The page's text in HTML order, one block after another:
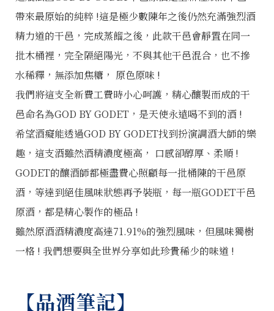
帶來最原始的純粹 !這是極少數陳年之後仍然充滿強烈酒
精力道的干邑，完成蒸餾之後，此款干邑會靜置在同一
批木桶裡，完全隔絕陽光，不與其他干邑混合，也不摻
水稀釋，無添加焦糖， 原色原味 !
我們將這支全新費工費時小心呵護，精心釀製而成的干
邑命名為GOD BY GODET，是天使永遠喝不到的酒 !
希望酒癡能透過GOD BY GODET找到扮演調酒大師的樂
趣，這支酒雖然酒精濃度極高， 口感卻醇厚、柔順 !
GODET的釀酒師都極盡費心照顧每一批桶陳的干邑原
酒，等達到絕佳風味狀態再予裝瓶，每一瓶GODET干邑
原酒，都是精心製作的極品 !
雖然原酒酒精濃度高達71.91%的強烈風味，但風味獨樹
一格 ! 我們想要與全世界分享如此珍貴稀少的味道 !
【品酒筆記】